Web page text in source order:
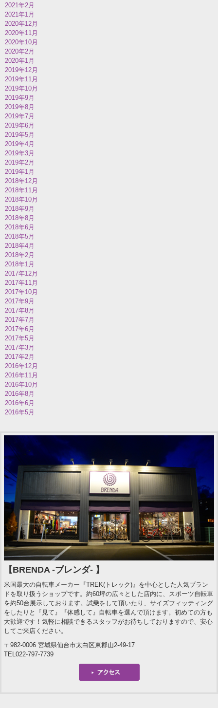
2021年2月
2021年1月
2020年12月
2020年11月
2020年10月
2020年2月
2020年1月
2019年12月
2019年11月
2019年10月
2019年9月
2019年8月
2019年7月
2019年6月
2019年5月
2019年4月
2019年3月
2019年2月
2019年1月
2018年12月
2018年11月
2018年10月
2018年9月
2018年8月
2018年6月
2018年5月
2018年4月
2018年2月
2018年1月
2017年12月
2017年11月
2017年10月
2017年9月
2017年8月
2017年7月
2017年6月
2017年5月
2017年3月
2017年2月
2016年12月
2016年11月
2016年10月
2016年8月
2016年6月
2016年5月
【BRENDA -ブレンダ- 】
米国最大の自転車メーカー『TREK(トレック)』を中心とした人気ブラン
ドを取り扱うショップです。約60坪の広々とした店内に、スポーツ自転車
を約50台展示しております。試乗をして頂いたり、サイズフィッティング
をしたりと『見て』『体感して』自転車を選んで頂けます。初めての方も
大歓迎です！気軽に相談できるスタッフがお待ちしておりますので、安心
してご来店ください。
〒982-0006 宮城県仙台市太白区東郡山2-49-17
TEL022-797-7739